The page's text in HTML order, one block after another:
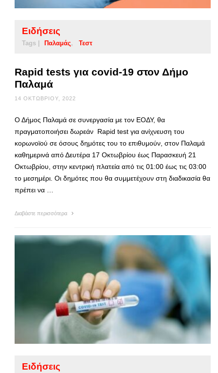
Ειδήσεις
Tags | Παλαμάς Τεστ
Rapid tests για covid-19 στον Δήμο
Παλαμά
14 ΟΚΤΩΒΡΊΟΥ, 2022
Ο Δήμος Παλαμά σε συνεργασία με τον ΕΟΔΥ, θα
πραγματοποιήσει δωρεάν Rapid test για ανίχνευση του
κορωνοϊού σε όσους δημότες του το επιθυμούν, στον Παλαμά
καθημερινά από Δευτέρα 17 Οκτωβρίου έως Παρασκευή 21
Οκτωβρίου, στην κεντρική πλατεία από τις 01:00 έως τις 03:00
το μεσημέρι. Οι δημότες που θα συμμετέχουν στη διαδικασία θα
πρέπει να …
Διαβάστε περισσότερα
Ειδήσεις